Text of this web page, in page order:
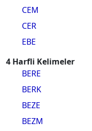
CEM
CER
EBE
4 Harfli Kelimeler
BERE
BERK
BEZE
BEZM